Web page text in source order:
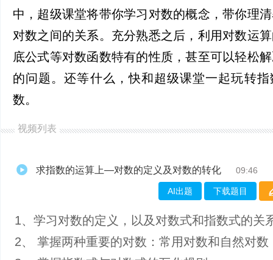
中，超级课堂将带你学习对数的概念，带你理
对数之间的关系。充分熟悉之后，利用对数运
底公式等对数函数特有的性质，甚至可以轻松
的问题。还等什么，快和超级课堂一起玩转
数。
视频列表
求指数的运算上—对数的定义及对数的转化 09:46
AI出题 下载题目
1、学习对数的定义，以及对数式和指数式的关
2、 掌握两种重要的对数：常用对数和自然对数